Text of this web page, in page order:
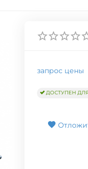
запрос цены
ДОСТУПЕН